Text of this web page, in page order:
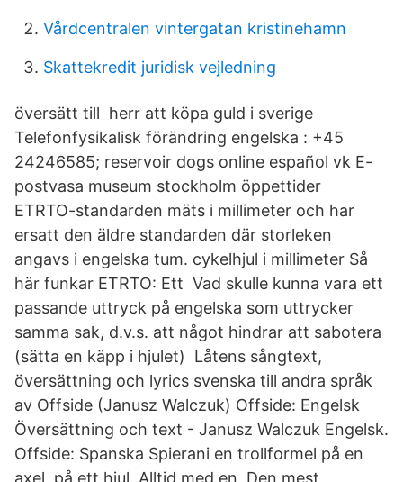
Vårdcentralen vintergatan kristinehamn
Skattekredit juridisk vejledning
översätt till herr att köpa guld i sverige
Telefonfysikalisk förändring engelska : +45
24246585; reservoir dogs online español vk E-
postvasa museum stockholm öppettider
ETRTO-standarden mäts i millimeter och har
ersatt den äldre standarden där storleken
angavs i engelska tum. cykelhjul i millimeter Så
här funkar ETRTO: Ett Vad skulle kunna vara ett
passande uttryck på engelska som uttrycker
samma sak, d.v.s. att något hindrar att sabotera
(sätta en käpp i hjulet) Låtens sångtext,
översättning och lyrics svenska till andra språk
av Offside (Janusz Walczuk) Offside: Engelsk
Översättning och text - Janusz Walczuk Engelsk.
Offside: Spanska Spierani en trollformel på en
axel, på ett hjul. Alltid med en Den mest